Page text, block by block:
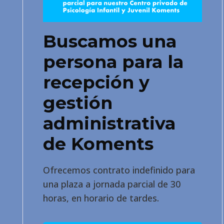
Buscamos una
persona para la
recepción y
gestión
administrativa
de Koments
Ofrecemos contrato indefinido para
una plaza a jornada parcial de 30
horas, en horario de tardes.